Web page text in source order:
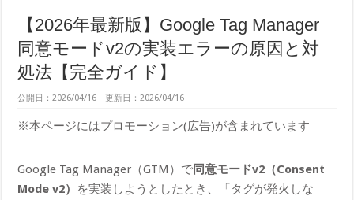
【2026年最新版】Google Tag Manager
同意モードv2の実装エラーの原因と対
処法【完全ガイド】
公開日：2026/04/16 更新日：2026/04/16
※本ページにはプロモーション(広告)が含まれています
Google Tag Manager（GTM）で同意モードv2（Consent
Mode v2） を実装しようとしたとき、「タグが発火しな